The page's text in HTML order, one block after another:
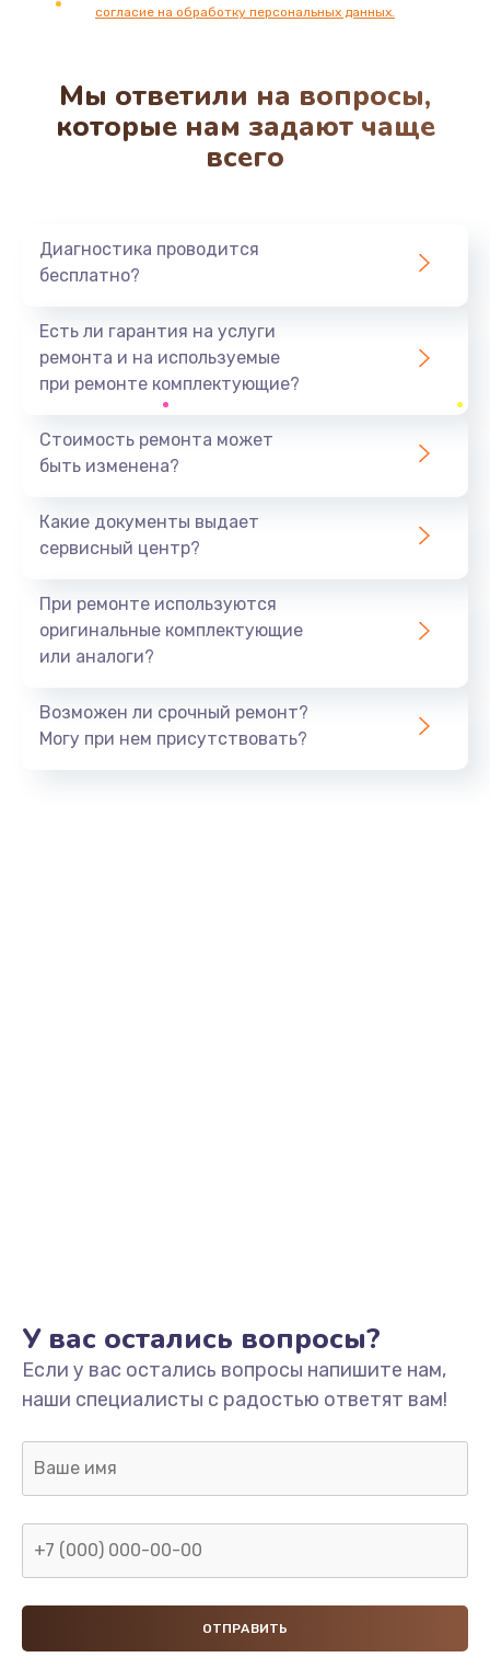
2200 руб.
Ремонт микрофона
500 руб.
800 руб.
Ремонт GPS-модуля
500 руб.
Ремонт динамика
1200 руб.
Ремонт сим-лотка
600 руб.
990 руб.
Заказать
Настройка ОС
Заказать
согласие на обработку персональных данных.
Мы ответили на вопросы,
которые нам задают чаще
всего
Диагностика проводится
бесплатно?
Есть ли гарантия на услуги
ремонта и на используемые
при ремонте комплектующие?
Стоимость ремонта может
быть изменена?
Какие документы выдает
сервисный центр?
При ремонте используются
оригинальные комплектующие
или аналоги?
Возможен ли срочный ремонт?
Могу при нем присутствовать?
У вас остались вопросы?
Если у вас остались вопросы напишите нам,
наши специалисты с радостью ответят вам!